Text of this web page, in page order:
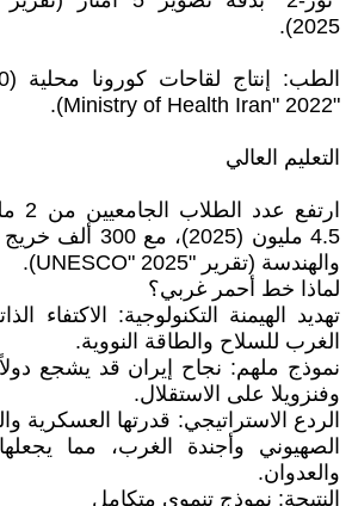
2025).
"Ministry of Health Iran" 2022).
التعليم العالي
4.5 مليون (2025)،
والهندسة (تقرير "UNESCO" 2025).
لماذا خط أحمر غربي؟
تهديد الهيمنة التكنولوجية: الاكتفاء
الغرب للسلاح والطاقة النووية.
نموذج ملهم: نجاح إيران قد يشجع دولاً
وفنزويلا على الاستقلال.
الردع الاستراتيجي: قدرتها العسكرية
الصهيوني وأجندة الغرب، مما
والعدوان.
النتيجة: نموذج تنموي متكامل